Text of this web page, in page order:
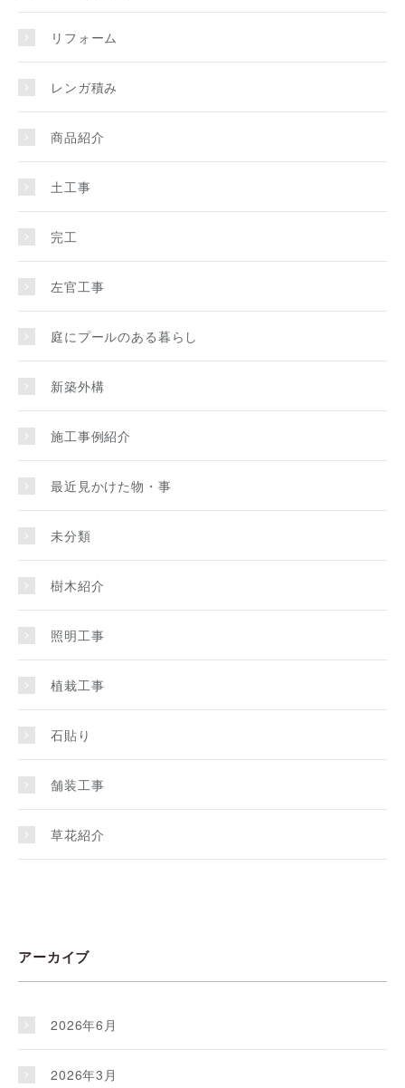
リフォーム
レンガ積み
商品紹介
土工事
完工
左官工事
庭にプールのある暮らし
新築外構
施工事例紹介
最近見かけた物・事
未分類
樹木紹介
照明工事
植栽工事
石貼り
舗装工事
草花紹介
アーカイブ
2026年6月
2026年3月